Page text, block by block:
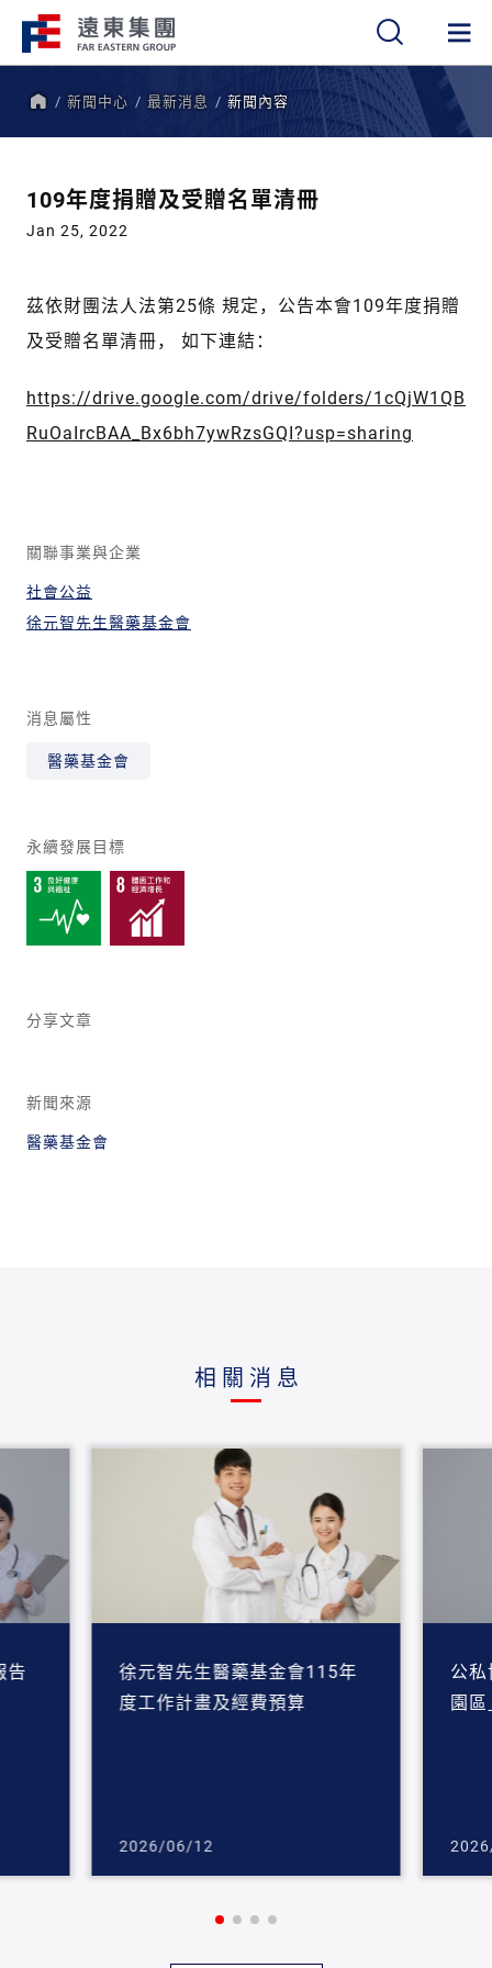
新聞中心 最新消息 新聞內容
109年度捐贈及受贈名單清冊
Jan 25, 2022
茲依財團法人法第25條 規定，公告本會109年度捐贈
及受贈名單清冊， 如下連結：
https://drive.google.com/drive/folders/1cQjW1QB
RuOaIrcBAA_Bx6bh7ywRzsGQI?usp=sharing
關聯事業與企業
社會公益
徐元智先生醫藥基金會
消息屬性
醫藥基金會
永續發展目標
分享文章
新聞來源
醫藥基金會
相關消息
告
徐元智先生醫藥基金會115年
度工作計畫及經費預算
2026/06/12
公
園